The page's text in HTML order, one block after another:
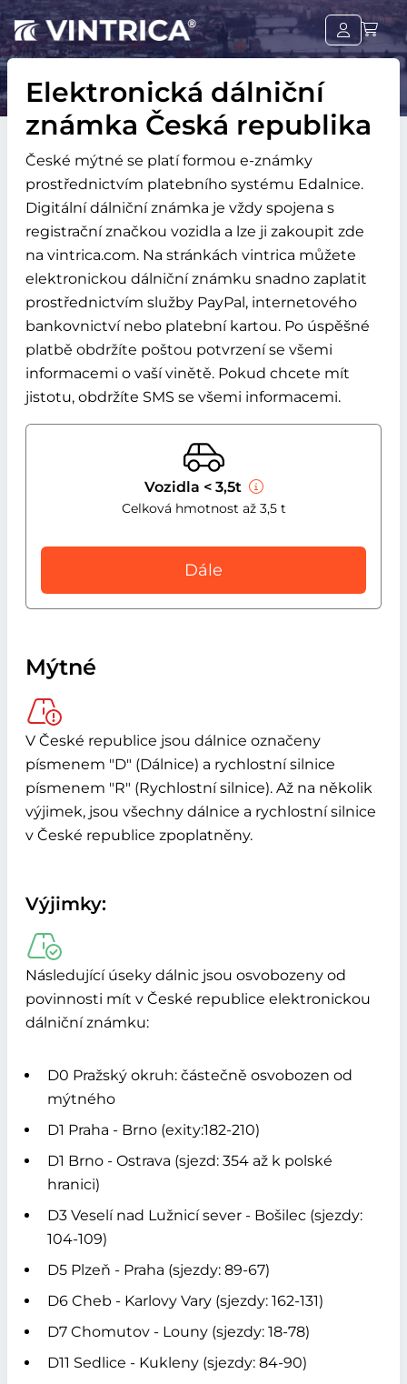
Elektronická dálniční
známka Česká republika
České mýtné se platí formou e-známky
prostřednictvím platebního systému Edalnice.
Digitální dálniční známka je vždy spojena s
registrační značkou vozidla a lze ji zakoupit zde
na vintrica.com. Na stránkách vintrica můžete
elektronickou dálniční známku snadno zaplatit
prostřednictvím služby PayPal, internetového
bankovnictví nebo platební kartou. Po úspěšné
platbě obdržíte poštou potvrzení se všemi
informacemi o vaší vinětě. Pokud chcete mít
jistotu, obdržíte SMS se všemi informacemi.
Vozidla < 3,5t
Celková hmotnost až 3,5 t
Dále
Mýtné
V České republice jsou dálnice označeny
písmenem "D" (Dálnice) a rychlostní silnice
písmenem "R" (Rychlostní silnice). Až na několik
výjimek, jsou všechny dálnice a rychlostní silnice
v České republice zpoplatněny.
Výjimky:
Následující úseky dálnic jsou osvobozeny od
povinnosti mít v České republice elektronickou
dálniční známku:
D0 Pražský okruh: částečně osvobozen od
mýtného
D1 Praha - Brno (exity:182-210)
D1 Brno - Ostrava (sjezd: 354 až k polské
hranici)
D3 Veselí nad Lužnicí sever - Bošilec (sjezdy:
104-109)
D5 Plzeň - Praha (sjezdy: 89-67)
D6 Cheb - Karlovy Vary (sjezdy: 162-131)
D7 Chomutov - Louny (sjezdy: 18-78)
D11 Sedlice - Kukleny (sjezdy: 84-90)